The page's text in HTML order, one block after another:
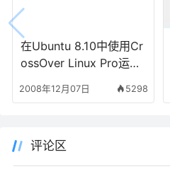
在Ubuntu 8.10中使用Cr
ossOver Linux Pro运行
2008年12月07日 5298
评论区